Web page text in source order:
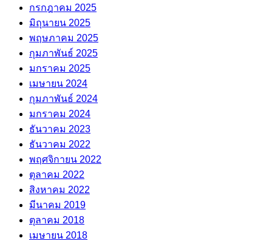
กรกฎาคม 2025
มิถุนายน 2025
พฤษภาคม 2025
กุมภาพันธ์ 2025
มกราคม 2025
เมษายน 2024
กุมภาพันธ์ 2024
มกราคม 2024
ธันวาคม 2023
ธันวาคม 2022
พฤศจิกายน 2022
ตุลาคม 2022
สิงหาคม 2022
มีนาคม 2019
ตุลาคม 2018
เมษายน 2018